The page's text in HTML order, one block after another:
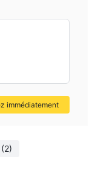
(2)
immédiatement